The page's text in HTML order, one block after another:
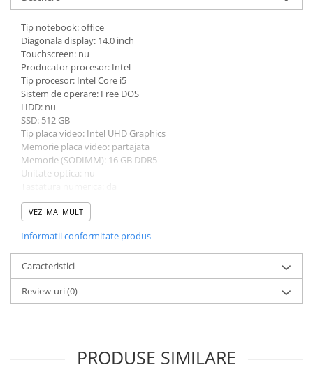
Bibliorafturi
Caiete mecanice
Clipboarduri
Dosare din carton
Dosare din plastic
Dosare suspendate
Ecusoane si accesorii
Folii si mape
Intercalatoare
Prezentare si afisare
Agrafe, ace, piuneze, clipsuri
Automatizare birou si accesori
Distrugator documente
Laminatoare si folii
Calculatoare de birou
Foarfeci si cuttere
Tip notebook: office
Diagonala display: 14.0 inch
Touchscreen: nu
Producator procesor: Intel
Tip procesor: Intel Core i5
Sistem de operare: Free DOS
HDD: nu
SSD: 512 GB
Tip placa video: Intel UHD Graphics
Memorie placa video: partajata
Memorie (SODIMM): 16 GB DDR5
Unitate optica: nu
Greutate: 1.5 - 1.99 Kg
Culoare: gri
Model placa video: Intel UHD Graphics
VEZI MAI MULT
Informatii conformitate produs
Caracteristici
Review-uri(0)
PRODUSE SIMILARE